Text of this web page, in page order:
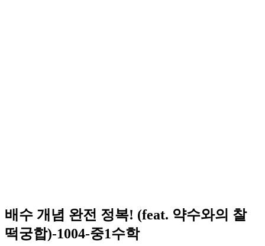
배수 개념 완전 정복! (feat. 약수와의 찰
떡궁합)-1004-중1수학